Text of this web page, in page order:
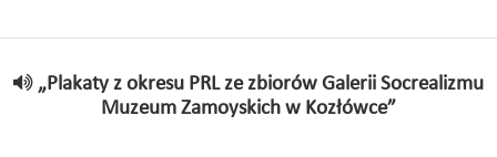
„Plakaty z okresu PRL ze zbiorów Galerii Socrealizmu
Muzeum Zamoyskich w Kozłówce”